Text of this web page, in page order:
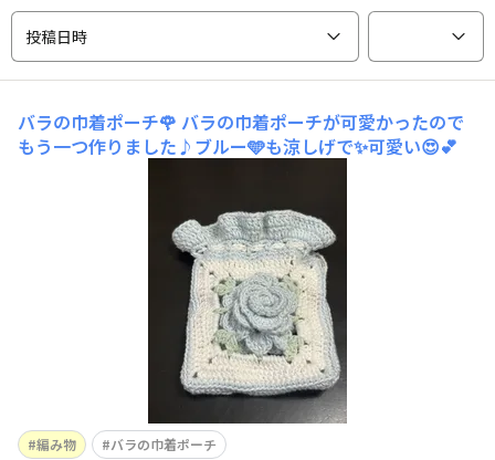
投稿日時
バラの巾着ポーチ🌹 バラの巾着ポーチが可愛かったので
もう一つ作りました♪ブルー🩵も涼しげで✨可愛い😍💕
編み物 バラの巾着ポーチ